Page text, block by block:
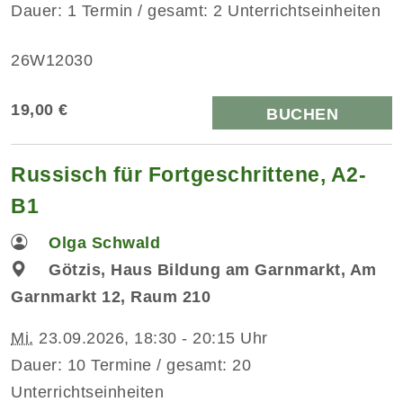
Dauer: 1 Termin / gesamt: 2 Unterrichtseinheiten
26W12030
19,00 € BUCHEN
Russisch für Fortgeschrittene, A2-
B1
Olga Schwald
Götzis, Haus Bildung am Garnmarkt, Am
Garnmarkt 12, Raum 210
Mi. 23.09.2026, 18:30 - 20:15 Uhr
Dauer: 10 Termine / gesamt: 20
Unterrichtseinheiten